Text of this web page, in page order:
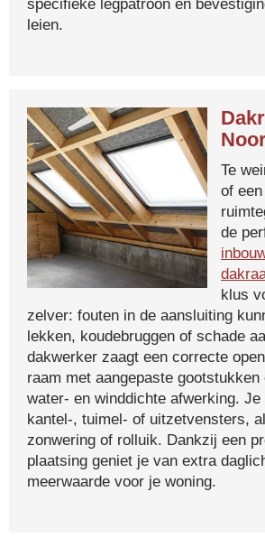
specifieke legpatroon en
leien.
Te
of
de
klus
zelver: fouten in de aansluiting
lekken, koudebruggen of schade
dakwerker zaagt een correcte
raam met aangepaste
water- en winddichte afwerking.
kantel-, tuimel- of uitzetvensters,
zonwering of rolluik. Dankzij een
plaatsing geniet je van extra
meerwaarde voor je woning.